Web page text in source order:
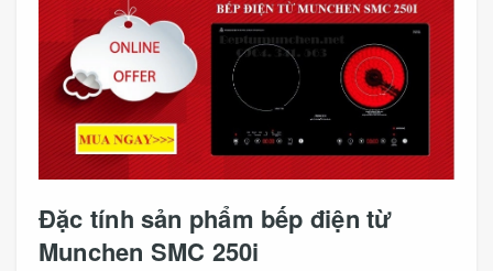
Đặc tính sản phẩm bếp điện từ
Munchen SMC 250i